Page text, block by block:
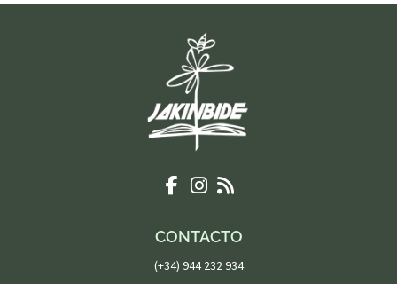
CONTACTO
(+34) 944 232 934